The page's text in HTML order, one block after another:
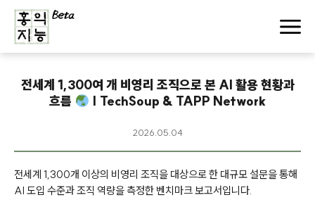
전세계 1,300여 개 비영리 조직으로 본 AI 활용 현황과
흐름
| TechSoup & TAPP Network
2026.05.04
전세계 1,300개 이상의 비영리 조직을 대상으로 한 대규모 설문을 통해
AI 도입 수준과 조직 역량을 측정한 벤치마크 보고서입니다.